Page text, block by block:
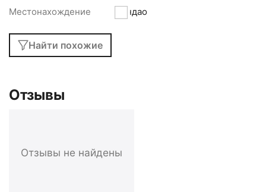
Местонахождение Циндао
Найти похожие
Отзывы
Отзывы не найдены